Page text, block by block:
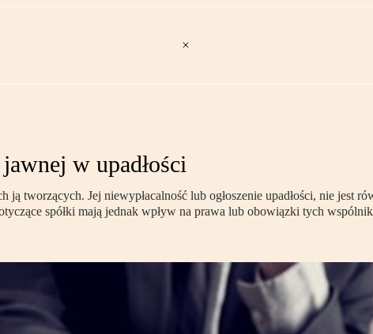
w upadłości
tworzących. Jej niewypłacalność lub ogłoszenie upadłości, nie jest
spółki mają jednak wpływ na prawa lub obowiązki tych